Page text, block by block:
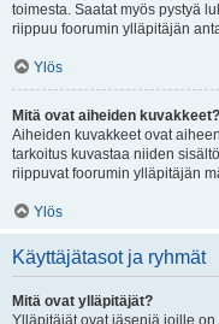
toimesta. Saatat myös pystyä
riippuu foorumin ylläpitäjän
Ylös
Mitä ovat aiheiden kuvakkeet?
Aiheiden kuvakkeet ovat
tarkoitus kuvastaa niiden
riippuvat foorumin ylläpitäjän
Ylös
Käyttäjätasot ja ryhmät
Mitä ovat ylläpitäjät?
Ylläpitäjät ovat jäseniä joille